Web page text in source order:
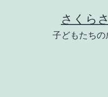
さくら
子どもたちの